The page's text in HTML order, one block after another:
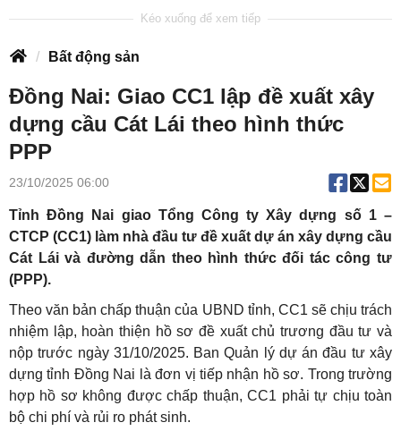
Bất động sản
Đồng Nai: Giao CC1 lập đề xuất xây
dựng cầu Cát Lái theo hình thức
PPP
23/10/2025 06:00
Tỉnh Đồng Nai giao Tổng Công ty Xây dựng số 1 –
CTCP (CC1) làm nhà đầu tư đề xuất dự án xây dựng cầu
Cát Lái và đường dẫn theo hình thức đối tác công tư
(PPP).
Theo văn bản chấp thuận của UBND tỉnh, CC1 sẽ chịu trách
nhiệm lập, hoàn thiện hồ sơ đề xuất chủ trương đầu tư và
nộp trước ngày 31/10/2025. Ban Quản lý dự án đầu tư xây
dựng tỉnh Đồng Nai là đơn vị tiếp nhận hồ sơ. Trong trường
hợp hồ sơ không được chấp thuận, CC1 phải tự chịu toàn
bộ chi phí và rủi ro phát sinh.